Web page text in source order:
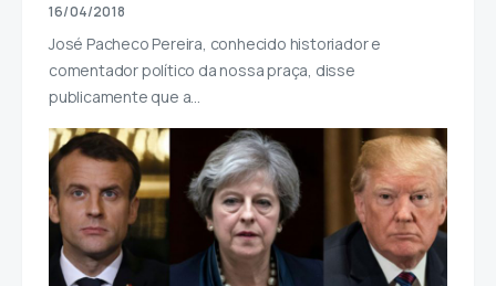
16/04/2018
José Pacheco Pereira, conhecido historiador e
comentador político da nossa praça, disse
publicamente que a…